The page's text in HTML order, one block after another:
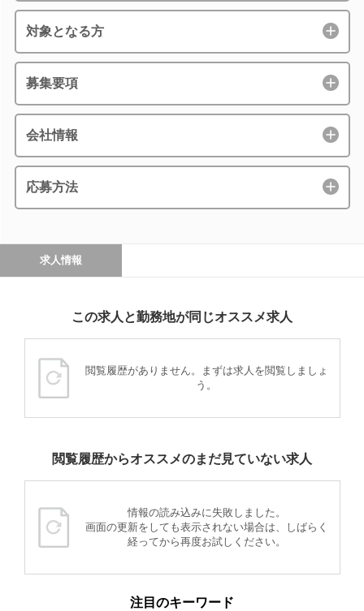
対象となる方
募集要項
会社情報
応募方法
求人情報
この求人と勤務地が同じオススメ求人
閲覧履歴がありません。まずは求人を閲覧しましょ
う。
閲覧履歴からオススメのまだ見ていない求人
情報の読み込みに失敗しました。
画面の更新をしても表示されない場合は、しばらく
経ってから再度お試しください。
注目のキーワード